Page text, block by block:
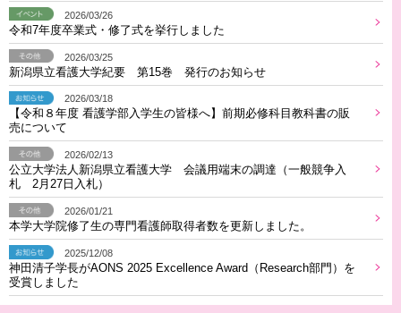
2026/03/26
令和7年度卒業式・修了式を挙行しました
2026/03/25
新潟県立看護大学紀要 第15巻 発行のお知らせ
2026/03/18
【令和８年度 看護学部入学生の皆様へ】前期必修科目教科書の販
売について
2026/02/13
公立大学法人新潟県立看護大学 会議用端末の調達（一般競争入
札 2月27日入札）
2026/01/21
本学大学院修了生の専門看護師取得者数を更新しました。
2025/12/08
神田清子学長がAONS 2025 Excellence Award（Research部門）を
受賞しました